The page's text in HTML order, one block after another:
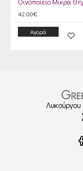
42.00€
Αγορά